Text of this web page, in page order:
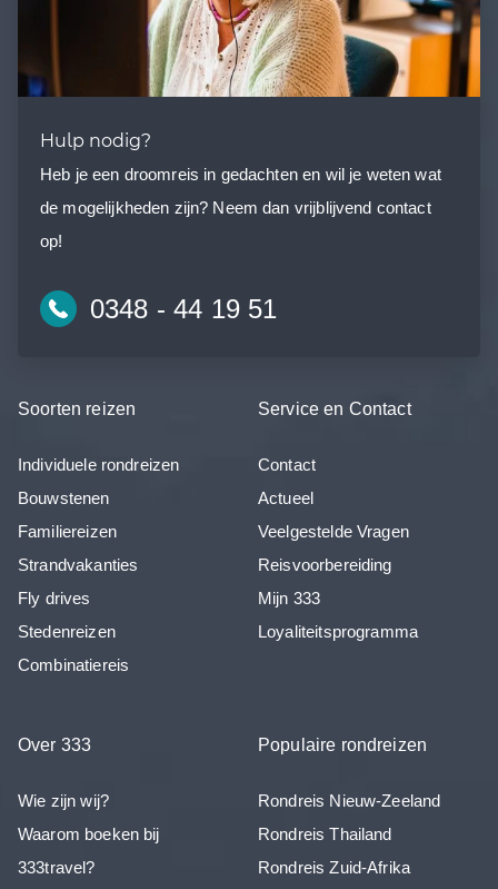
Hulp nodig?
Heb je een droomreis in gedachten en wil je weten wat
de mogelijkheden zijn? Neem dan vrijblijvend contact
op!
0348 - 44 19 51
Soorten reizen
Individuele rondreizen
Bouwstenen
Familiereizen
Strandvakanties
Fly drives
Stedenreizen
Combinatiereis
Service en Contact
Contact
Actueel
Veelgestelde Vragen
Reisvoorbereiding
Mijn 333
Loyaliteitsprogramma
Over 333
Wie zijn wij?
Waarom boeken bij
333travel?
Populaire rondreizen
Rondreis Nieuw-Zeeland
Rondreis Thailand
Rondreis Zuid-Afrika